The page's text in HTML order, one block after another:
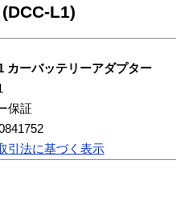
L1)
カーバッテリーアダプター
保証
引法に基づく表示